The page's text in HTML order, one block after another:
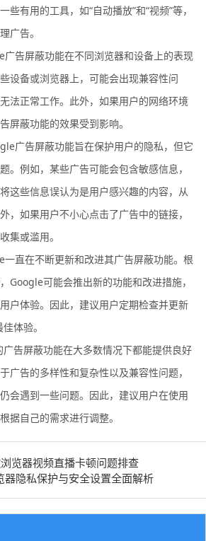
些有用的工具，如“自动播放”和“视频”等，
广告。
告屏蔽功能在不同浏览器和设备上的表现
设备或浏览器上，可能会出现兼容性问
法正常工作。此外，如果用户的网络环境
屏蔽功能的效果受到影响。
广告屏蔽功能旨在保护用户的隐私，但它
。例如，某些广告可能会包含敏感信息，
这些信息误认为是用户感兴趣的内容，从
，如果用户不小心点击了广告中的链接，
集或滥用。
直在不断更新和改进其广告屏蔽功能。根
Google可能会推出新的功能和改进措施，
户体验。因此，建议用户定期检查并更新
体验。
告屏蔽功能在大多数情况下都能提供良好
广告的多样性和复杂性以及兼容性问题，
会遇到一些问题。因此，建议用户在使用
据自己的需求进行调整。
览器视频直播卡顿问题排查
隐私保护与安全设置全面解析